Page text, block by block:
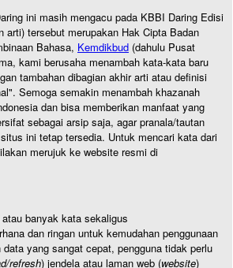
ini masih mengacu pada KBBI Daring Edisi
arti) tersebut merupakan Hak Cipta Badan
Bahasa, Kemdikbud (dahulu Pusat
kami berusaha menambah kata-kata baru
tambahan dibagian akhir arti atau definisi
Semoga semakin menambah khazanah
dan bisa memberikan manfaat yang
sebagai arsip saja, agar pranala/tautan
ini tetap tersedia. Untuk mencari kata dari
merujuk ke website resmi di
banyak kata sekaligus
dan ringan untuk kemudahan penggunaan
yang sangat cepat, pengguna tidak perlu
refresh) jendela atau laman web (website)